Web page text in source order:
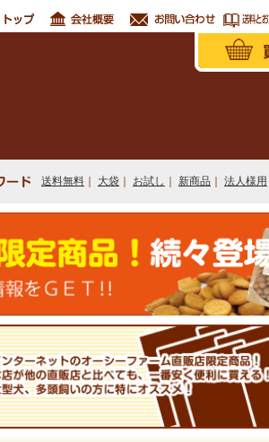
送料無料 大袋 お試し 新商品 法人様用